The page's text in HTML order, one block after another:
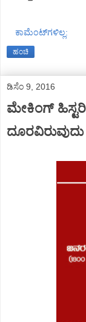
ಕಾಮೆಂಟ್‌ಗಳಿಲ್ಲ:
ಹಂಚಿ
ಡಿಸೆಂ 9, 2016
ಮೇಕಿಂಗ್
ದೂರವಿರುವುದು